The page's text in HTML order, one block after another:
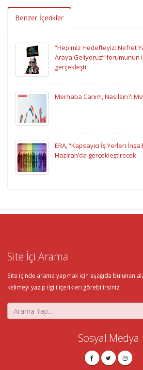
Benzer İçerikler
“Hepimiz Hedefteyiz: Nefret
Araya Geliyoruz” forumunun
gerçekleşti
Merhaba Canım, Nasılsın?:
ERA, “Kapsayıcı İş Yerleri
Haziran’da gerçekleştirecek
Site İçi Arama
Site içinde arama yapmak için aşağıda bulunan
kelimeyi yazıp ilgili içerikleri görebilirsiniz.
Sosyal Medya